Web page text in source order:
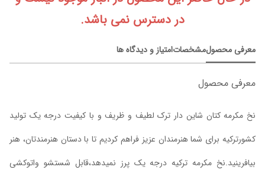
در دسترس نمی باشد.
معرفی محصولمشخصاتامتیاز و دیدگاه ها
معرفی محصول
نخ مکرمه کتان شاین دار ترک لطیف و ظریف و با کیفیت درجه یک تولید
کشورترکیه برای شما هنرمندان عزیز فراهم کردیم تا با دستان هنرمندتان، هنر
بیافرینید.نخ مکرمه ترکیه درجه یک پرز نمیدهد،قابل شستشو واتوکشی